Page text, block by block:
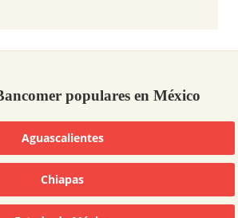
populares en México
Aguascalientes
Chiapas